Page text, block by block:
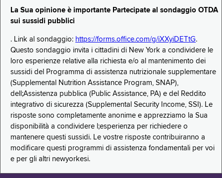
La Sua opinione è importante Partecipate al sondaggio OTDA
sui sussidi pubblici
. Link al sondaggio: https://forms.office.com/g/iXXyiDETtG.
Questo sondaggio invita i cittadini di New York a condividere le
loro esperienze relative alla richiesta e/o al mantenimento dei
sussidi del Programma di assistenza nutrizionale supplementare
(Supplemental Nutrition Assistance Program, SNAP),
dell;Assistenza pubblica (Public Assistance, PA) e del Reddito
integrativo di sicurezza (Supplemental Security Income, SSI). Le
risposte sono completamente anonime e apprezziamo la Sua
disponibilità a condividere l;esperienza per richiedere o
mantenere questi sussidi. Le vostre risposte contribuiranno a
modificare questi programmi di assistenza fondamentali per voi
e per gli altri newyorkesi.